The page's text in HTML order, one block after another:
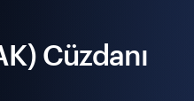
Cüzdanı